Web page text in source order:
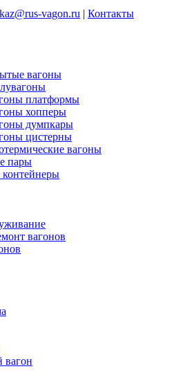
vagon.ru | Контакты
вагоны
платформы
хопперы
думпкары
цистерны
вагоны
пары
вагонов
вагон